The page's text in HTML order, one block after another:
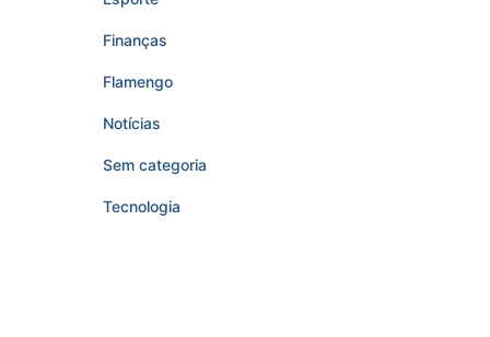
Finanças
Flamengo
Notícias
Sem categoria
Tecnologia